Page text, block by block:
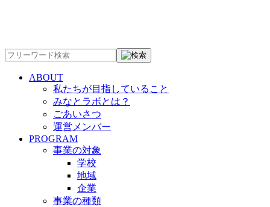
ABOUT
私たちが目指していること
みなとラボとは？
ごあいさつ
運営メンバー
PROGRAM
事業の対象
学校
地域
企業
事業の種類